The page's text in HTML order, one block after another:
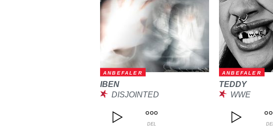
ANBEFALER
IBEN
DISJOINTED
DEL
ANBEFALER
TEDDY
WWE